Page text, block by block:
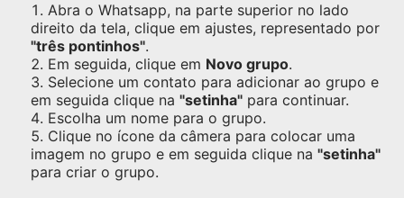
Abra o Whatsapp, na parte superior no lado
direito da tela, clique em ajustes, representado por
"três pontinhos".
Em seguida, clique em Novo grupo.
Selecione um contato para adicionar ao grupo e
em seguida clique na "setinha" para continuar.
Escolha um nome para o grupo.
Clique no ícone da câmera para colocar uma
imagem no grupo e em seguida clique na "setinha"
para criar o grupo.